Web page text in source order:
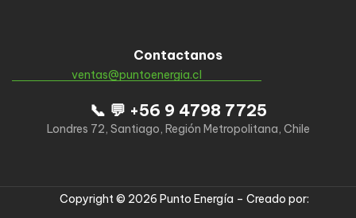
Contactanos
ventas@puntoenergia.cl
📞 💬 +56 9 4798 7725
Londres 72, Santiago, Región Metropolitana, Chile
Copyright © 2026 Punto Energía – Creado por: